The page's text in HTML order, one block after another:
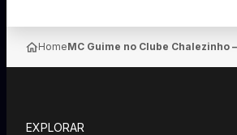
HomeMC Guime no Clube Chalezinho
EXPLORAR